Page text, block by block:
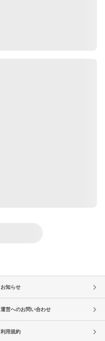
お知らせ
運営へのお問い合わせ
利用規約